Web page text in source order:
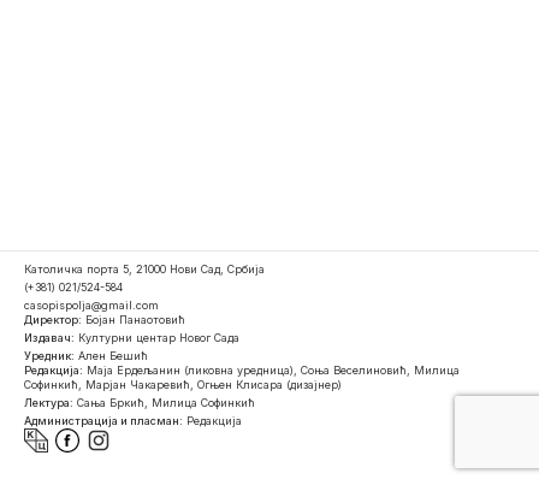
Католичка порта 5, 21000 Нови Сад, Србија
(+381) 021/524-584
casopispolja@gmail.com
Директор: Бојан Панаотовић
Издавач: Културни центар Новог Сада
Уредник: Ален Бешић
Редакција: Маја Ердељанин (ликовна уредница), Соња Веселиновић, Милица
Софинкић, Марјан Чакаревић, Огњен Клисара (дизајнер)
Лектура: Сања Бркић, Милица Софинкић
Администрација и пласман: Редакција